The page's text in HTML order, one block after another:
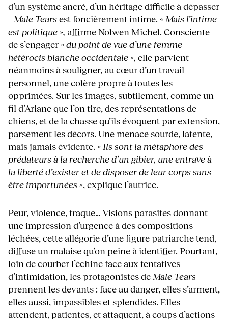
d’un système ancré, d’un héritage difficile à dépasser
–Male Tearsest foncièrement intime. « Mais l’intime
est politique », affirme Nolwen Michel. Consciente
de s’engager « du point de vue d’une femme
hétérocis blanche occidentale », elle parvient
néanmoins à souligner, au cœur d’un travail
personnel, une colère propre à toutes les
opprimées. Sur les images, subtilement, comme un
fil d’Ariane que l’on tire, des représentations de
chiens, et de la chasse qu’ils évoquent par extension,
parsèment les décors. Une menace sourde, latente,
mais jamais évidente. « Ils sont la métaphore des
prédateurs à la recherche d’un gibier, une entrave à
la liberté d’exister et de disposer de leur corps sans
être importunées », explique l’autrice.
Peur, violence, traque… Visions parasites donnant
une impression d’urgence à des compositions
léchées, cette allégorie d’une figure patriarche tend,
diffuse un malaise qu’on peine à identifier. Pourtant,
loin de courber l’échine face aux tentatives
d’intimidation, les protagonistes deMale Tears
prennent les devants : face au danger, elles s’arment,
elles aussi, impassibles et splendides. Elles
attendent, patientes, et attaquent, à coups d’actions